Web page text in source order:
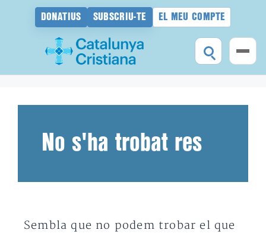
DONATIUS SUBSCRIU-TE EL MEU COMPTE
No s'ha trobat res
Sembla que no podem trobar el que